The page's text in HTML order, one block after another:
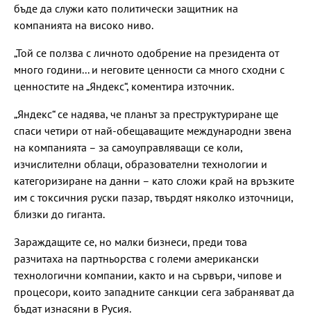
бъде да служи като политически защитник на
компанията на високо ниво.
„Той се ползва с личното одобрение на президента от
много години... и неговите ценности са много сходни с
ценностите на „Яндекс“, коментира източник.
„Яндекс“ се надява, че планът за преструктуриране ще
спаси четири от най-обещаващите международни звена
на компанията – за самоуправляващи се коли,
изчислителни облаци, образователни технологии и
категоризиране на данни – като сложи край на връзките
им с токсичния руски пазар, твърдят няколко източници,
близки до гиганта.
Зараждащите се, но малки бизнеси, преди това
разчитаха на партньорства с големи американски
технологични компании, както и на сървъри, чипове и
процесори, които западните санкции сега забраняват да
бъдат изнасяни в Русия.